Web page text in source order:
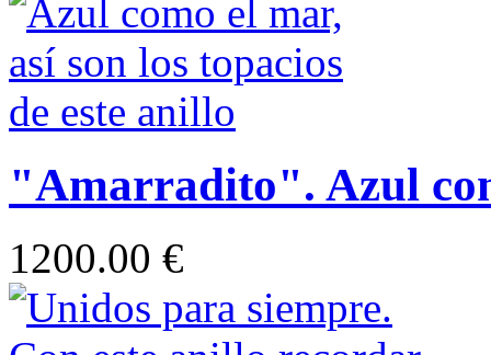
"Amarradito". Azul
1200.00 €